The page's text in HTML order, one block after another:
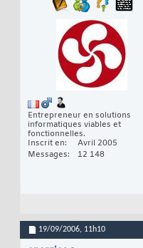
Entrepreneur en solutions
informatiques viables et
fonctionnelles.
Inscrit en
Avril 2005
Messages
12 148
19/09/2006, 11h10